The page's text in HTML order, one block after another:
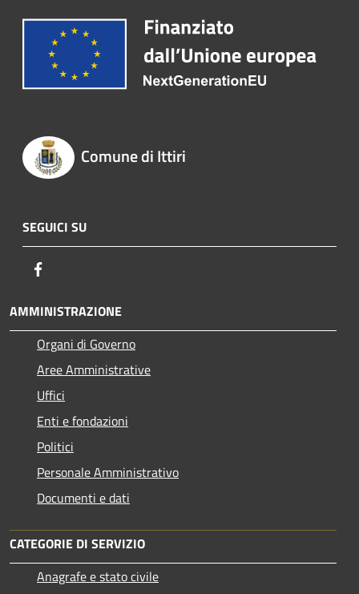
Comune di Ittiri
SEGUICI SU
AMMINISTRAZIONE
Organi di Governo
Aree Amministrative
Uffici
Enti e fondazioni
Politici
Personale Amministrativo
Documenti e dati
CATEGORIE DI SERVIZIO
Anagrafe e stato civile